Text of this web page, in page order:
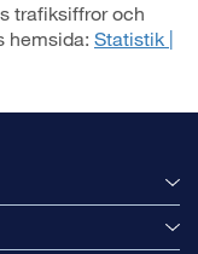
trafiksiffror och
hemsida: Statistik |